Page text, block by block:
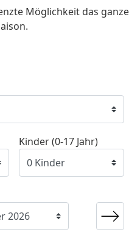
Möglichkeit das
Kinder (0-17 Jahr)